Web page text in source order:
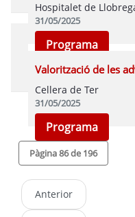
Hospitalet de
31/05/2025
Programa
Valorització de les
Cellera de Ter
31/05/2025
Programa
Pàgina 86 de 196
Anterior